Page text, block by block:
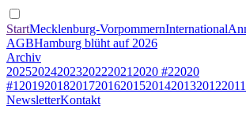
StartMecklenburg-VorpommernInternational
AGBHamburg blüht auf 2026
Archiv
20252024202320222021 2020 #22020
#1 201920182017201620152014201320122011
NewsletterKontakt